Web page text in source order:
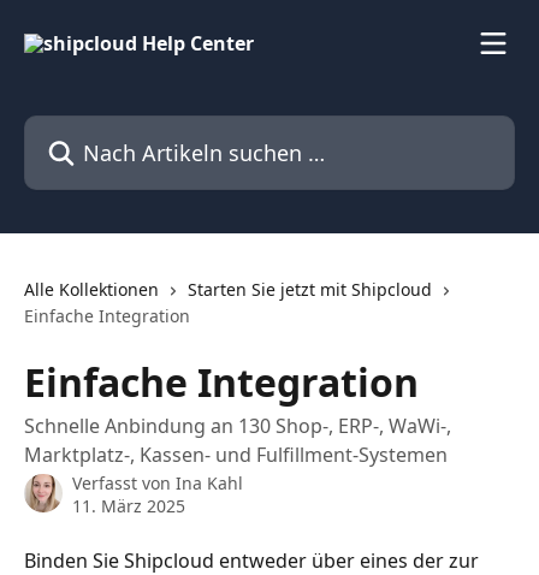
Nach Artikeln suchen …
Alle Kollektionen
Starten Sie jetzt mit Shipcloud
Einfache Integration
Einfache Integration
Schnelle Anbindung an 130 Shop-, ERP-, WaWi-,
Marktplatz-, Kassen- und Fulfillment-Systemen
Verfasst von Ina Kahl
11. März 2025
Binden Sie Shipcloud entweder über eines der zur